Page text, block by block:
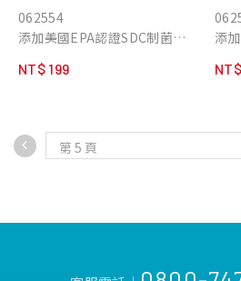
062554
添加美國EPA認證SDC制菌成
專為寶貝嬌嫩肌膚設計 2合1
歐洲有機組織認證PCA保濕因
子。
/無添加硫酸鹽/皂鹼/甲醛/任
NT$ 199
添
專
歐
子。
/無